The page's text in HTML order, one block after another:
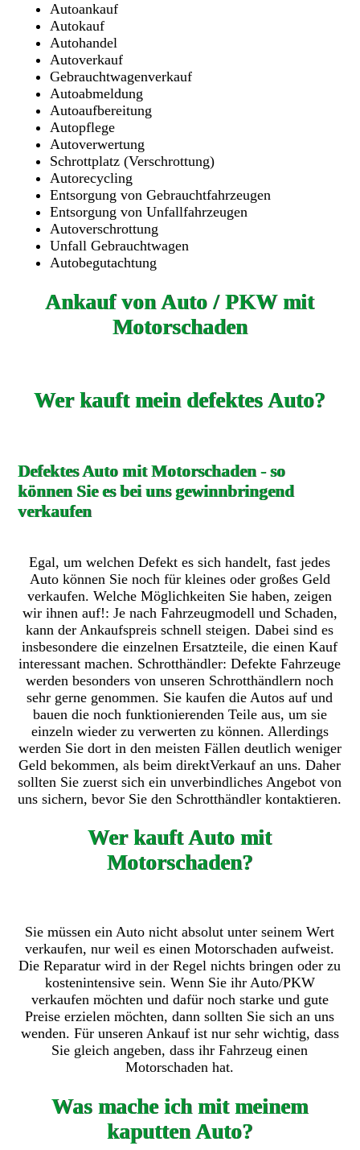
Autoankauf
Autokauf
Autohandel
Autoverkauf
Gebrauchtwagenverkauf
Autoabmeldung
Autoaufbereitung
Autopflege
Autoverwertung
Schrottplatz (Verschrottung)
Autorecycling
Entsorgung von Gebrauchtfahrzeugen
Entsorgung von Unfallfahrzeugen
Autoverschrottung
Unfall Gebrauchtwagen
Autobegutachtung
Ankauf von Auto / PKW mit
Motorschaden
Wer kauft mein defektes Auto?
Defektes Auto mit Motorschaden - so
können Sie es bei uns gewinnbringend
verkaufen
Egal, um welchen Defekt es sich handelt, fast jedes
Auto können Sie noch für kleines oder großes Geld
verkaufen. Welche Möglichkeiten Sie haben, zeigen
wir ihnen auf!: Je nach Fahrzeugmodell und Schaden,
kann der Ankaufspreis schnell steigen. Dabei sind es
insbesondere die einzelnen Ersatzteile, die einen Kauf
interessant machen. Schrotthändler: Defekte Fahrzeuge
werden besonders von unseren Schrotthändlern noch
sehr gerne genommen. Sie kaufen die Autos auf und
bauen die noch funktionierenden Teile aus, um sie
einzeln wieder zu verwerten zu können. Allerdings
werden Sie dort in den meisten Fällen deutlich weniger
Geld bekommen, als beim direktVerkauf an uns. Daher
sollten Sie zuerst sich ein unverbindliches Angebot von
uns sichern, bevor Sie den Schrotthändler kontaktieren.
Wer kauft Auto mit
Motorschaden?
Sie müssen ein Auto nicht absolut unter seinem Wert
verkaufen, nur weil es einen Motorschaden aufweist.
Die Reparatur wird in der Regel nichts bringen oder zu
kostenintensive sein. Wenn Sie ihr Auto/PKW
verkaufen möchten und dafür noch starke und gute
Preise erzielen möchten, dann sollten Sie sich an uns
wenden. Für unseren Ankauf ist nur sehr wichtig, dass
Sie gleich angeben, dass ihr Fahrzeug einen
Motorschaden hat.
Was mache ich mit meinem
kaputten Auto?